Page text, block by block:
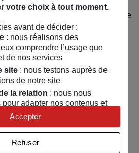
un rôle essentiel pour
le sentiment d’impuissance
vie associative, c'est l’un
encore à débattre, décider
vous faire passer au
ne doit pas être considéré
un investissement pour la
locale et l’avenir de
votre choix à tout moment.
avant de décider :
: nous réalisons des
comprendre l’usage que
de nos services
site: nous testons auprès de
de notre site
la relation : nous nous
adapter nos contenus et
: nous utilisons avec nos
pour afficher des publicités
Refuser
Accepter